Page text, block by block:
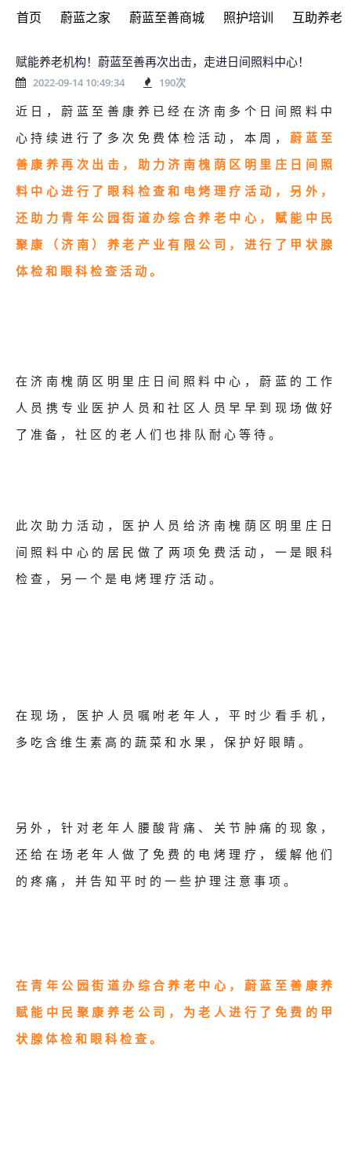
首页 蔚蓝之家 蔚蓝至善商城 照护培训 互助养老
赋能养老机构！蔚蓝至善再次出击，走进日间照料中心！
2022-09-14 10:49:34 190次
近日，蔚蓝至善康养已经在济南多个日间照料中
心持续进行了多次免费体检活动，本周，蔚蓝至
善康养再次出击，助力济南槐荫区明里庄日间照
料中心进行了眼科检查和电烤理疗活动，另外，
还助力青年公园街道办综合养老中心，赋能中民
聚康（济南）养老产业有限公司，进行了甲状腺
体检和眼科检查活动。
在济南槐荫区明里庄日间照料中心，蔚蓝的工作
人员携专业医护人员和社区人员早早到现场做好
了准备，社区的老人们也排队耐心等待。
此次助力活动，医护人员 给济南槐荫区明里庄日
间照料中心的 居民做了两项免费活动，一是眼科
检查，另一个是电烤理疗活动。
在现场，医护人员嘱咐老年人，平时少看手机，
多吃含维生素高的蔬菜和水果，保护好眼睛。
另外，针对老年人腰酸背痛、关节肿痛的现象，
还给在场老年人做了免费的电烤理疗，缓解他们
的疼痛，并告知平时的一些护理注意事项。
在青年公园街道办综合养老中心，蔚蓝至善康养
赋能 中民聚康养老公司， 为老人进行了免费的甲
状腺体检和眼科检查。